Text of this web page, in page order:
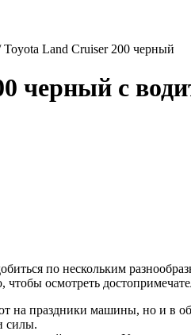
Toyota Land Cruiser 200 черный
черный с
по нескольким
осмотреть
на праздники машины, но и в
силы.